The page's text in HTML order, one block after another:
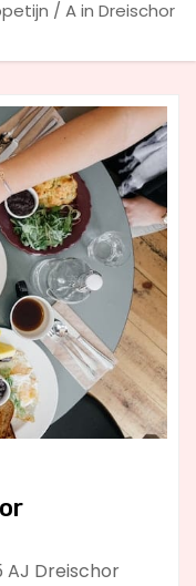
/ A in Dreischor
AJ Dreischor